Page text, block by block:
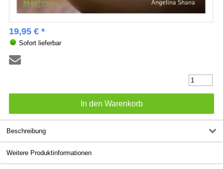
19,95 € *
Sofort lieferbar
Beschreibung
Weitere Produktinformationen